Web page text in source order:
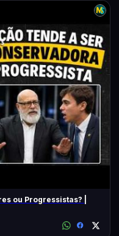
ou Progressistas? |